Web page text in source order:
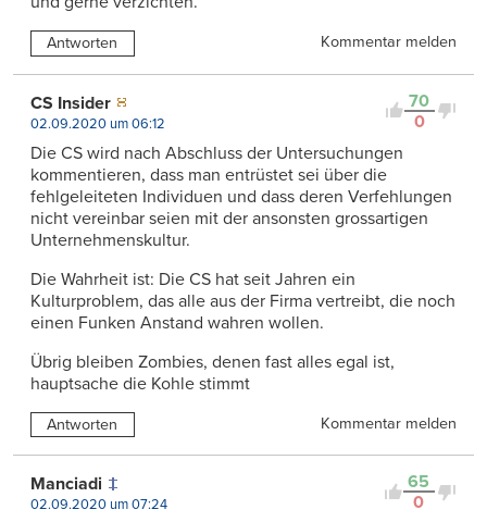
Antworten Kommentar melden
70
0
CS Insider
02.09.2020 um 06:12
Die CS wird nach Abschluss der Untersuchungen
kommentieren, dass man entrüstet sei über die
fehlgeleiteten Individuen und dass deren Verfehlungen
nicht vereinbar seien mit der ansonsten grossartigen
Unternehmenskultur.
Die Wahrheit ist: Die CS hat seit Jahren ein
Kulturproblem, das alle aus der Firma vertreibt, die noch
einen Funken Anstand wahren wollen.
Übrig bleiben Zombies, denen fast alles egal ist,
hauptsache die Kohle stimmt
Antworten Kommentar melden
65
0
Manciadi
02.09.2020 um 07:24